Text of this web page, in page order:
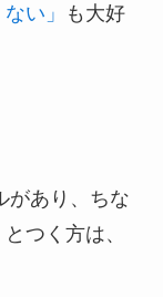
い」
も大好
があり、ちな
つく方は、